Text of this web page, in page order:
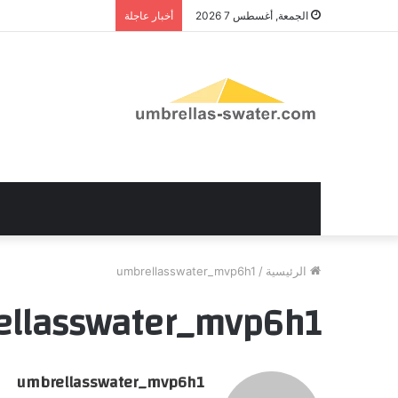
الجمعة, أغسطس 7 2026 أخبار عاجلة
الرئيسية /
umbrellasswater_mvp6h1
umbrellasswater_mvp6h1